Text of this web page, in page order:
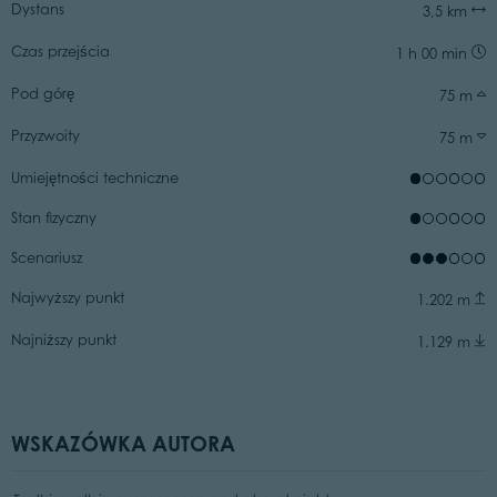
Dystans 3,5 km
Czas przejścia 1 h 00 min
Pod górę 75 m
Przyzwoity 75 m
Umiejętności techniczne
Stan fizyczny
Scenariusz
Najwyższy punkt 1.202 m
Najniższy punkt 1.129 m
WSKAZÓWKA AUTORA